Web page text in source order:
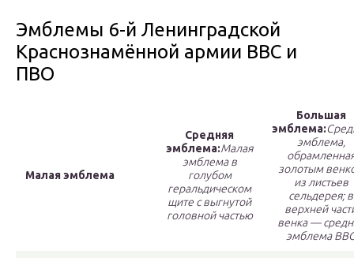
Эмблемы 6-й Ленинградской
Краснознамённой армии ВВС и
ПВО
Малая эмблема
Средняя
эмблема:Малая
эмблема в
голубом
геральдическом
щите с выгнутой
головной частью
Большая
эмблема:
эмблема,
золотым
из листьев
сельдерея; в
верхней
венка —
эмблема